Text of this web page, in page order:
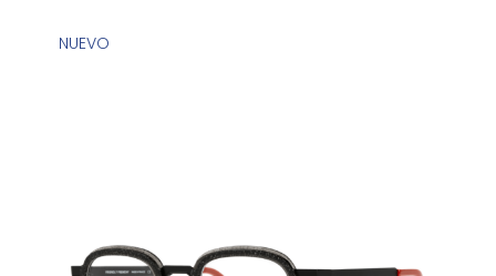
NUEVO